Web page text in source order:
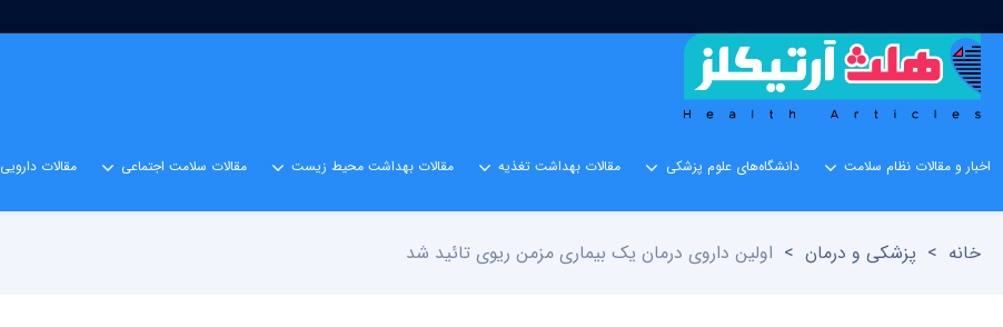
اخبار و مقالات نظام سلامت دانشگاه‌های علوم پزشکی مقالات بهداشت تغذیه مقالات بهداشت محیط زیست مقالات سلامت اجتماعی مقالات دارویی
خانه > پزشکی و درمان > اولین داروی درمان یک بیماری مزمن ریوی تائید شد